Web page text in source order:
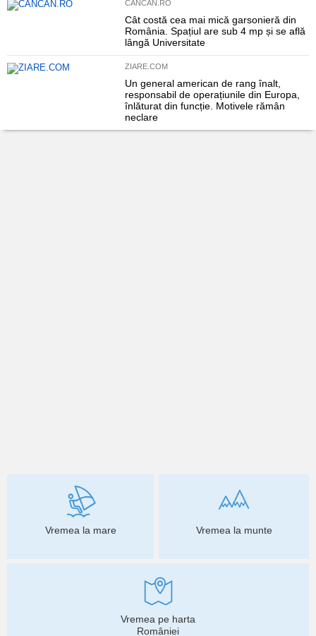
CANCAN.RO
Cât costă cea mai mică garsonieră din
România. Spațiul are sub 4 mp și se află
lângă Universitate
ZIARE.COM
Un general american de rang înalt,
responsabil de operațiunile din Europa,
înlăturat din funcție. Motivele rămân
neclare
Vremea la mare Vremea la munte
Vremea pe harta
României